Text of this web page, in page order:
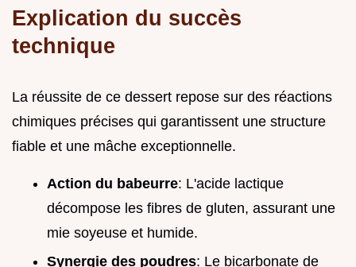
Explication du succès
technique
La réussite de ce dessert repose sur des réactions
chimiques précises qui garantissent une structure
fiable et une mâche exceptionnelle.
Action du babeurre: L'acide lactique
décompose les fibres de gluten, assurant une
mie soyeuse et humide.
Synergie des poudres: Le bicarbonate de